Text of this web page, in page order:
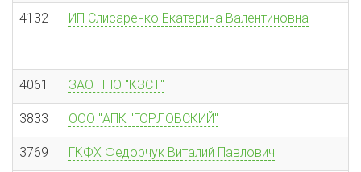
4132 ИП Слисаренко Екатерина Валентиновна
4061 ЗАО НПО "КЗСТ"
3833 ООО "АПК "ГОРЛОВСКИЙ"
3769 ГКФХ Федорчук Виталий Павлович